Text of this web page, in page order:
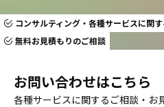
コンサルティング・各種サービスに関
無料お見積もりのご相談
お問い合わせはこちら
各種サービスに関するご相談・お